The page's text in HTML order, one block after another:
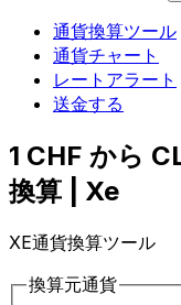
通貨換算ツール
通貨チャート
レートアラート
送金する
1 CHF から
換算 | Xe
XE通貨換算ツール
換算元通貨